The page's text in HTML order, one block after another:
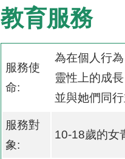
教育服務
服務使
命:
為在個人行
靈性上的成長
並與她們同
服務對
象:
10-18歲的女